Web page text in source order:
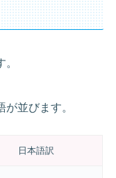
並びます。
日本語訳